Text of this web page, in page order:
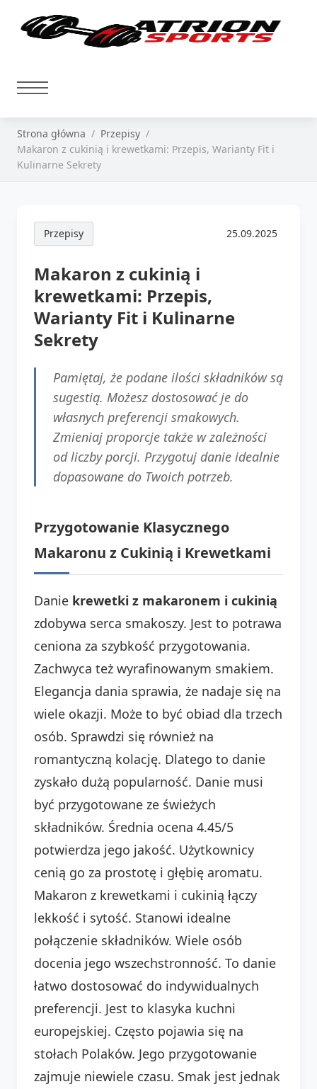
Strona główna
Przepisy
Makaron z cukinią i krewetkami: Przepis, Warianty Fit i
Kulinarne Sekrety
Przepisy 25.09.2025
Makaron z cukinią i
krewetkami: Przepis,
Warianty Fit i Kulinarne
Sekrety
Pamiętaj, że podane ilości składników są
sugestią. Możesz dostosować je do
własnych preferencji smakowych.
Zmieniaj proporcje także w zależności
od liczby porcji. Przygotuj danie idealnie
dopasowane do Twoich potrzeb.
Przygotowanie Klasycznego
Makaronu z Cukinią i Krewetkami
Danie krewetki z makaronem i cukinią
zdobywa serca smakoszy. Jest to potrawa
ceniona za szybkość przygotowania.
Zachwyca też wyrafinowanym smakiem.
Elegancja dania sprawia, że nadaje się na
wiele okazji. Może to być obiad dla trzech
osób. Sprawdzi się również na
romantyczną kolację. Dlatego to danie
zyskało dużą popularność. Danie musi
być przygotowane ze świeżych
składników. Średnia ocena 4.45/5
potwierdza jego jakość. Użytkownicy
cenią go za prostotę i głębię aromatu.
Makaron z krewetkami i cukinią łączy
lekkość i sytość. Stanowi idealne
połączenie składników. Wiele osób
docenia jego wszechstronność. To danie
łatwo dostosować do indywidualnych
preferencji. Jest to klasyka kuchni
europejskiej. Często pojawia się na
stołach Polaków. Jego przygotowanie
zajmuje niewiele czasu. Smak jest jednak